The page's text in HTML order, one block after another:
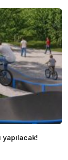
yapılacak!